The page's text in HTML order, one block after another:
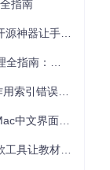
指南